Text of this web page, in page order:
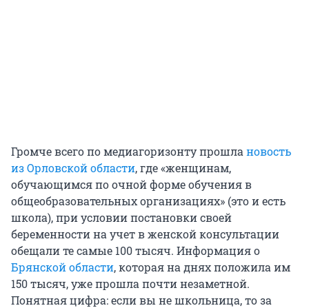
Громче всего по медиагоризонту прошла новость
из Орловской области, где «женщинам,
обучающимся по очной форме обучения в
общеобразовательных организациях» (это и есть
школа), при условии постановки своей
беременности на учет в женской консультации
обещали те самые 100 тысяч. Информация о
Брянской области, которая на днях положила им
150 тысяч, уже прошла почти незаметной.
Понятная цифра: если вы не школьница, то за